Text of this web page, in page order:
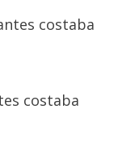
costaba
costaba